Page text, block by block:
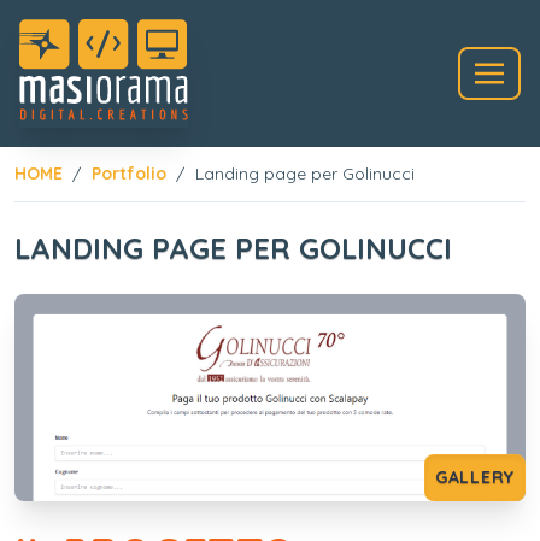
HOME Portfolio Landing page per Golinucci
LANDING PAGE PER GOLINUCCI
GALLERY